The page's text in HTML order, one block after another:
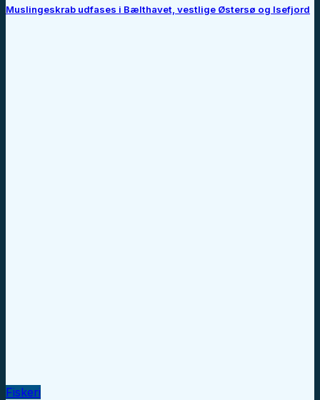
Muslingeskrab udfases i Bælthavet, vestlige Østersø og Isefjord
Fiskeri